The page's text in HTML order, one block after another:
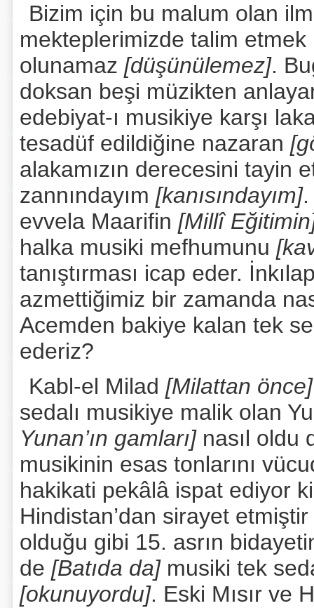
Bizim için bu malum olan
mekteplerimizde talim
olunamaz [düşünülemez].
doksan beşi müzikten
edebiyat-ı musikiye karşı
tesadüf edildiğine nazaran
alakamızın derecesini tayin
zannındayım [kanısındayım].
evvela Maarifin [Millî
halka musiki mefhumunu
tanıştırması icap eder.
azmettiğimiz bir zamanda
Acemden bakiye kalan tek
ederiz?
Kabl-el Milad [Milattan
sedalı musikiye malik olan
Yunan’ın gamları] nasıl oldu
musikinin esas tonlarını
hakikati pekâlâ ispat ediyor
Hindistan’dan sirayet etmiştir
olduğu gibi 15. asrın
de [Batıda da] musiki tek
[okunuyordu]. Eski Mısır ve